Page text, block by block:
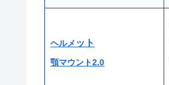
ヘルメ ット
顎マウント2.0